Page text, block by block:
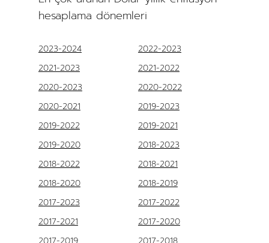
hesaplama dönemleri
2023-2024
2022-2023
2021-2023
2021-2022
2020-2023
2020-2022
2020-2021
2019-2023
2019-2022
2019-2021
2019-2020
2018-2023
2018-2022
2018-2021
2018-2020
2018-2019
2017-2023
2017-2022
2017-2021
2017-2020